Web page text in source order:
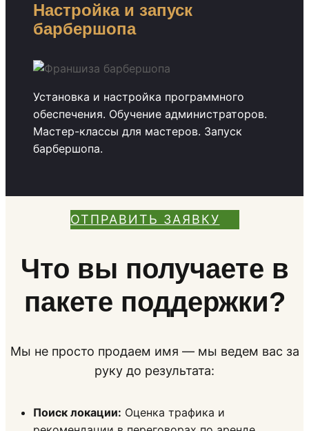
Настройка и запуск
барбершопа
Установка и настройка программного
обеспечения. Обучение администраторов.
Мастер-классы для мастеров. Запуск
барбершопа.
ОТПРАВИТЬ ЗАЯВКУ
Что вы получаете в
пакете поддержки?
Мы не просто продаем имя — мы ведем вас за
руку до результата:
Поиск локации: Оценка трафика и